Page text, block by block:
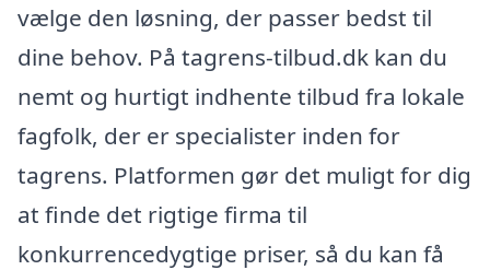
vælge den løsning, der passer bedst til
dine behov. På tagrens-tilbud.dk kan du
nemt og hurtigt indhente tilbud fra lokale
fagfolk, der er specialister inden for
tagrens. Platformen gør det muligt for dig
at finde det rigtige firma til
konkurrencedygtige priser, så du kan få